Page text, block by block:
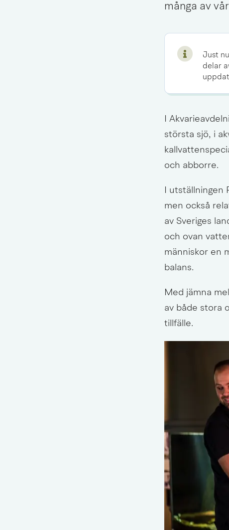
många av
Just
delar
I
största sjö, i
och abborre.
I utställningen
men också
av Sveriges
och ovan
människor en
balans.
Med jämna
av både stora
tillfälle.